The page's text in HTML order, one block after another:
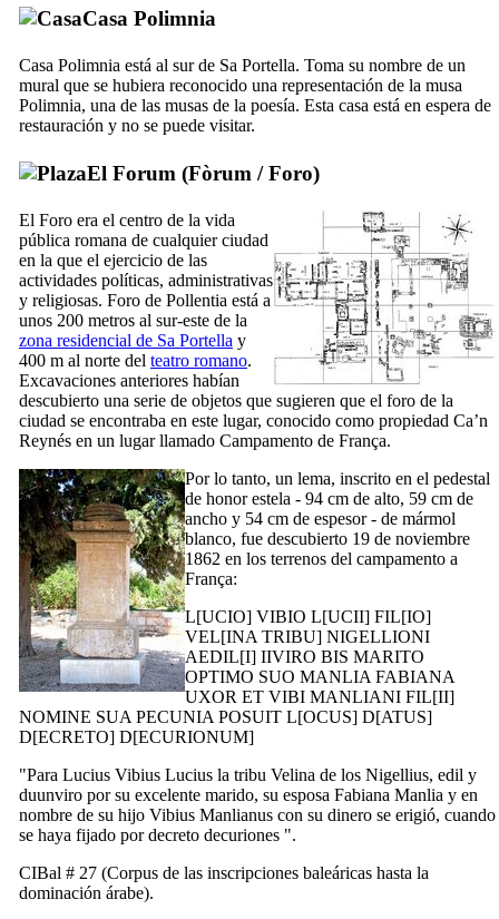
Casa Polimnia
Casa Polimnia está al sur de Sa Portella. Toma su nombre de un
mural que se hubiera reconocido una representación de la musa
Polimnia, una de las musas de la poesía. Esta casa está en espera de
restauración y no se puede visitar.
El Forum (Fòrum /Foro)
El Foro era el centro de la vida
pública romana de cualquier ciudad
en la que el ejercicio de las
actividades políticas, administrativas
y religiosas. Foro de Pollentia está a
unos 200 metros al sur-este de la
zona residencial de Sa Portella y
400 m al norte del teatro romano.
Excavaciones anteriores habían
descubierto una serie de objetos que sugieren que el foro de la
ciudad se encontraba en este lugar, conocido como propiedad Ca’n
Reynés en un lugar llamado Campamento de França.
Por lo tanto, un lema, inscrito en el pedestal
de honor estela - 94 cm de alto, 59 cm de
ancho y 54 cm de espesor - de mármol
blanco, fue descubierto 19 de noviembre
1862 en los terrenos del campamento a
França:
L[UCIO] VIBIO L[UCII] FIL[IO]
VEL[INA TRIBU] NIGELLIONI
AEDIL[I] IIVIRO BIS MARITO
OPTIMO SUO MANLIA FABIANA
UXOR ET VIBI MANLIANI FIL[II]
NOMINE SUA PECUNIA POSUIT L[OCUS] D[ATUS]
D[ECRETO] D[ECURIONUM]
"Para Lucius Vibius Lucius la tribu Velina de los Nigellius, edil y
duunviro por su excelente marido, su esposa Fabiana Manlia y en
nombre de su hijo Vibius Manlianus con su dinero se erigió, cuando
se haya fijado por decreto decuriones ".
CIBal # 27 (Corpus de las inscripciones baleáricas hasta la
dominación árabe).